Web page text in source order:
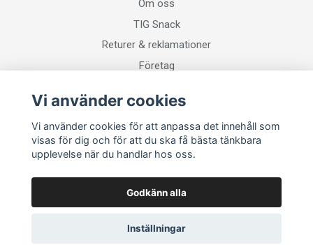
Om oss
TIG Snack
Returer & reklamationer
Företag
Sociala medier
© 2026 Svetsgrossisten–Powered by Quickbutik
Vi använder cookies
Vi använder cookies för att anpassa det innehåll som
visas för dig och för att du ska få bästa tänkbara
upplevelse när du handlar hos oss.
Godkänn alla
Inställningar